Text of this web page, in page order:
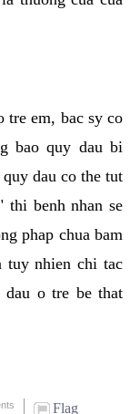
tre em, bac sy co
bao quy dau bi
dau co the tut
thi benh nhan se
phap chua bam
tuy nhien chi tac
o tre be that
Flag